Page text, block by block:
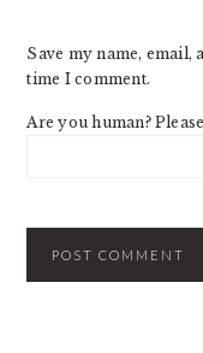
Save my name, email,
time I comment.
Are you human?